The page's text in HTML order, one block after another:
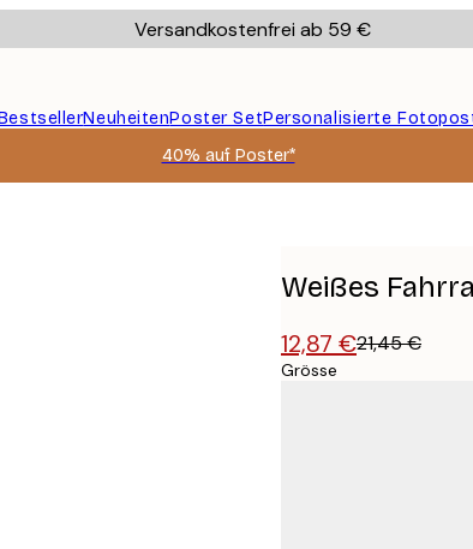
Versandkostenfrei ab 59 €
NeuheitenPoster SetPersonalisierte
40% auf Poster*
Weißes
12,87 €21,45 €
Grösse